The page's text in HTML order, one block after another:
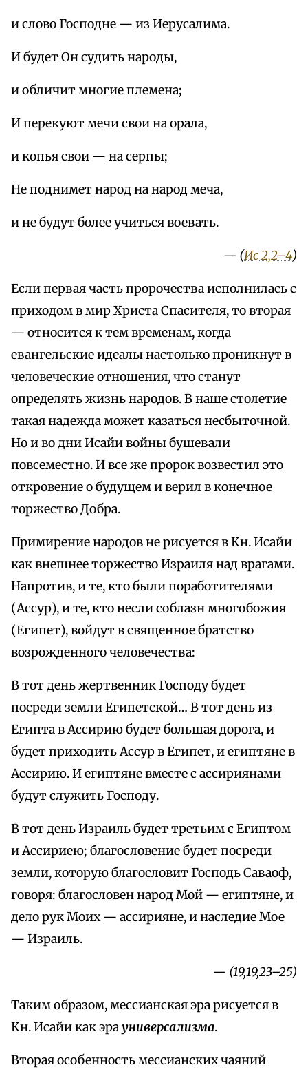
и слово Господне — из Иерусалима.
И будет Он судить народы,
и обличит многие племена;
И перекуют мечи свои на орала,
и копья свои — на серпы;
Не поднимет народ на народ меча,
и не будут более учиться воевать.
— (Ис 2,2–4)
Если первая часть пророчества исполнилась с
приходом в мир Христа Спасителя, то вторая
— относится к тем временам, когда
евангельские идеалы настолько проникнут в
человеческие отношения, что станут
определять жизнь народов. В наше столетие
такая надежда может казаться несбыточной.
Но и во дни Исайи войны бушевали
повсеместно. И все же пророк возвестил это
откровение о будущем и верил в конечное
торжество Добра.
Примирение народов не рисуется в Кн. Исайи
как внешнее торжество Израиля над врагами.
Напротив, и те, кто были поработителями
(Ассур), и те, кто несли соблазн многобожия
(Египет), войдут в священное братство
возрожденного человечества:
В тот день жертвенник Господу будет
посреди земли Египетской… В тот день из
Египта в Ассирию будет большая дорога, и
будет приходить Ассур в Египет, и египтяне в
Ассирию. И египтяне вместе с ассириянами
будут служить Господу.
В тот день Израиль будет третьим с Египтом
и Ассириею; благословение будет посреди
земли, которую благословит Господь Саваоф,
говоря: благословен народ Мой — египтяне, и
дело рук Моих — ассирияне, и наследие Мое
— Израиль.
— (19,19,23–25)
Таким образом, мессианская эра рисуется в
Кн. Исайи как эрауниверсализма.
Вторая особенность мессианских чаяний